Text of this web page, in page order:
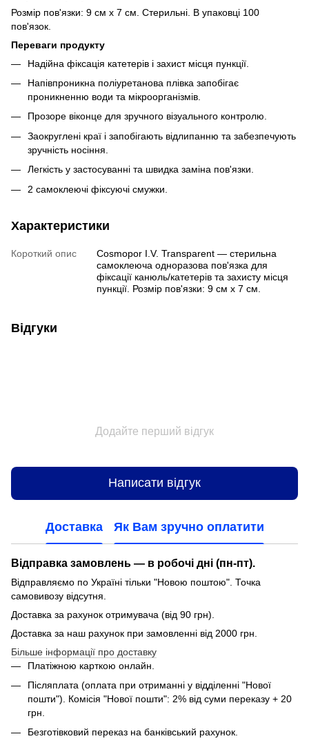
Розмір пов'язки: 9 см х 7 см. Стерильні. В упаковці 100
пов'язок.
Переваги продукту
Надійна фіксація катетерів і захист місця пункції.
Напівпроникна поліуретанова плівка запобігає
проникненню води та мікроорганізмів.
Прозоре віконце для зручного візуального контролю.
Заокруглені краї і запобігають відлипанню та забезпечують
зручність носіння.
Легкість у застосуванні та швидка заміна пов'язки.
2 самоклеючі фіксуючі смужки.
Характеристики
Короткий опис
Cosmopor I.V. Transparent — стерильна
самоклеюча одноразова пов'язка для
фіксації канюль/катетерів та захисту місця
пункції. Розмір пов'язки: 9 см х 7 см.
Відгуки
Додайте перший відгук
Написати відгук
Доставка Як Вам зручно оплатити
Відправка замовлень — в робочі дні (пн-пт).
Відправляємо по Україні тільки "Новою поштою". Точка
самовивозу відсутня.
Доставка за рахунок отримувача (від 90 грн).
Доставка за наш рахунок при замовленні від 2000 грн.
Більше інформації про доставку
Платіжною карткою онлайн.
Післяплата (оплата при отриманні у відділенні "Нової
пошти"). Комісія "Нової пошти": 2% від суми переказу + 20
грн.
Безготівковий переказ на банківський рахунок.